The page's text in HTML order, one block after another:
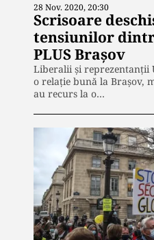
28 Nov. 2020, 20:30
Scrisoare
tensiunilor
PLUS Brașov
Liberalii și reprezentanții
o relație bună la Brașov,
au recurs la o…